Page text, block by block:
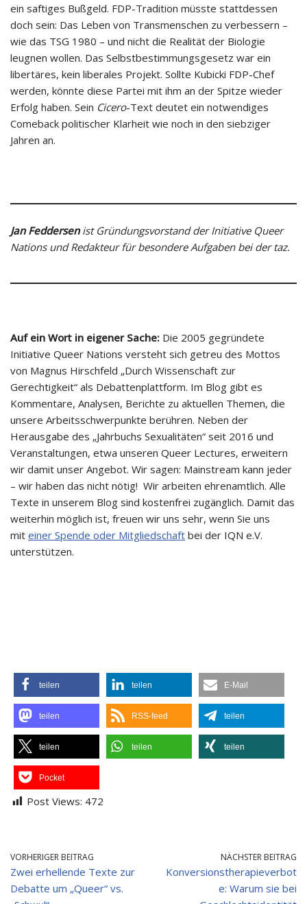
ein saftiges Bußgeld. FDP-Tradition müsste stattdessen
doch sein: Das Leben von Transmenschen zu verbessern –
wie das TSG 1980 – und nicht die Realität der Biologie
leugnen wollen. Das Selbstbestimmungsgesetz war ein
libertäres, kein liberales Projekt. Sollte Kubicki FDP-Chef
werden, könnte diese Partei mit ihm an der Spitze wieder
Erfolg haben. Sein Cicero-Text deutet ein notwendiges
Comeback politischer Klarheit wie noch in den siebziger
Jahren an.
Jan Feddersenist Gründungsvorstand der Initiative Queer
Nations und Redakteur für besondere Aufgaben bei der taz.
Auf ein Wort in eigener Sache: Die 2005 gegründete
Initiative Queer Nations versteht sich getreu des Mottos
von Magnus Hirschfeld „Durch Wissenschaft zur
Gerechtigkeit“ als Debattenplattform. Im Blog gibt es
Kommentare, Analysen, Berichte zu aktuellen Themen, die
unsere Arbeitsschwerpunkte berühren. Neben der
Herausgabe des „Jahrbuchs Sexualitäten“ seit 2016 und
Veranstaltungen, etwa unseren Queer Lectures, erweitern
wir damit unser Angebot. Wir sagen: Mainstream kann jeder
– wir haben das nicht nötig! Wir arbeiten ehrenamtlich. Alle
Texte in unserem Blog sind kostenfrei zugänglich. Damit das
weiterhin möglich ist, freuen wir uns sehr, wenn Sie uns
mit einer Spende oder Mitgliedschaft bei der IQN e.V.
unterstützen.
teilen teilen E-Mail
teilen RSS-feed teilen
teilen teilen teilen
Pocket
Post Views: 472
VORHERIGER BEITRAG
Zwei erhellende Texte zur
Debatte um „Queer“ vs.
NÄCHSTER BEITRAG
Konversionstherapieverbot
e: Warum sie bei